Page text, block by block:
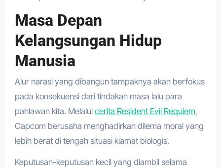
Masa Depan
Kelangsungan Hidup
Manusia
Alur narasi yang dibangun tampaknya akan berfokus
pada konsekuensi dari tindakan masa lalu para
pahlawan kita. Melalui cerita Resident Evil Requiem,
Capcom berusaha menghadirkan dilema moral yang
lebih berat di tengah situasi kiamat biologis.
Keputusan-keputusan kecil yang diambil selama